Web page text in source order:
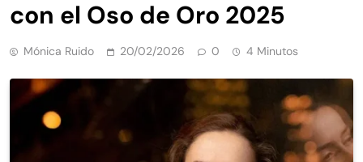
con el Oso de Oro 2025
Mónica Ruido 20/02/2026 0 4 Minutos